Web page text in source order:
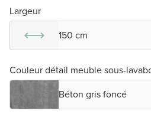
Largeur
150 cm
Couleur détail meuble sous-
Béton gris foncé